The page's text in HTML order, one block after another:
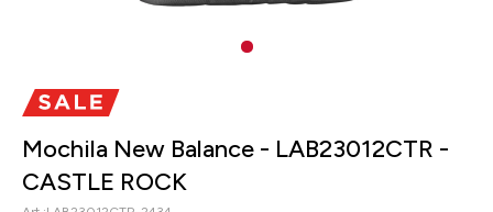
Mochila New Balance - LAB23012CTR -
CASTLE ROCK